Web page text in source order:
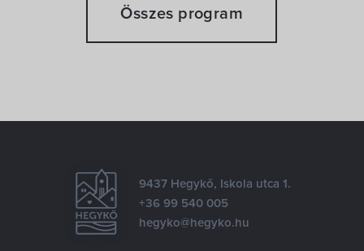
Összes program
9437 Hegykő, Iskola utca 1.
+36 99 540 005
hegyko@hegyko.hu